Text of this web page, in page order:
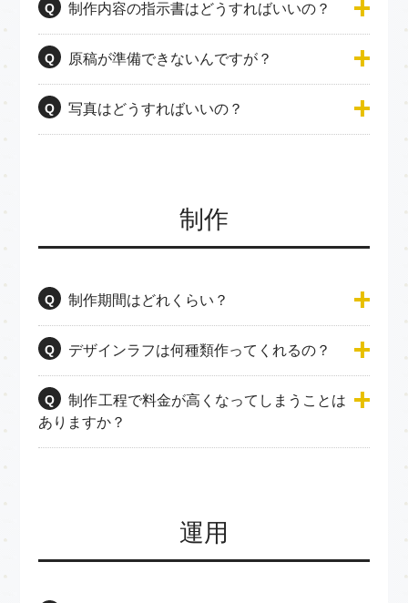
Q 制作内容の指示書はどうすればいいの？
Q 原稿が準備できないんですが？
Q 写真はどうすればいいの？
制作
Q 制作期間はどれくらい？
Q デザインラフは何種類作ってくれるの？
Q
制作工程で料金が高くなってしまうことは
ありますか？
運用